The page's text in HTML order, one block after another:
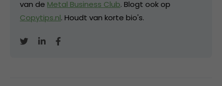
van de Metal Business Club. Blogt ook op
Copytips.nl. Houdt van korte bio's.